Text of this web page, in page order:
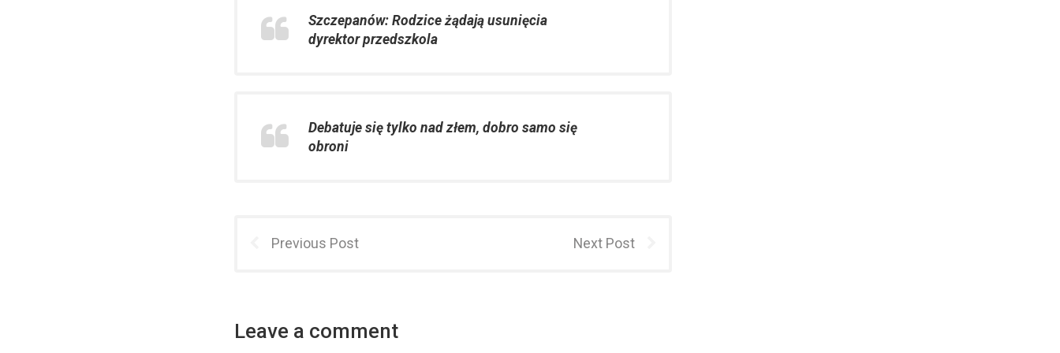
Szczepanów: Rodzice żądają usunięcia
dyrektor przedszkola
Debatuje się tylko nad złem, dobro samo się
obroni
Previous Post Next Post
Leave a comment